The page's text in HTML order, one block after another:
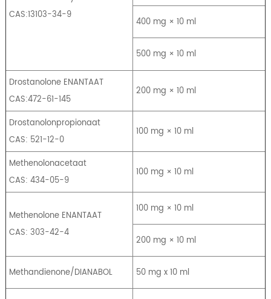
CAS:13103-34-9
400 mg × 10 ml
500 mg × 10 ml
Drostanolone ENANTAAT
CAS:472-61-145
200 mg × 10 ml
Drostanolonpropionaat
CAS: 521-12-0
100 mg × 10 ml
Methenolonacetaat
CAS: 434-05-9
100 mg × 10 ml
Methenolone ENANTAAT
CAS: 303-42-4
100 mg × 10 ml
200 mg × 10 ml
Methandienone/DIANABOL 50 mg x 10 ml